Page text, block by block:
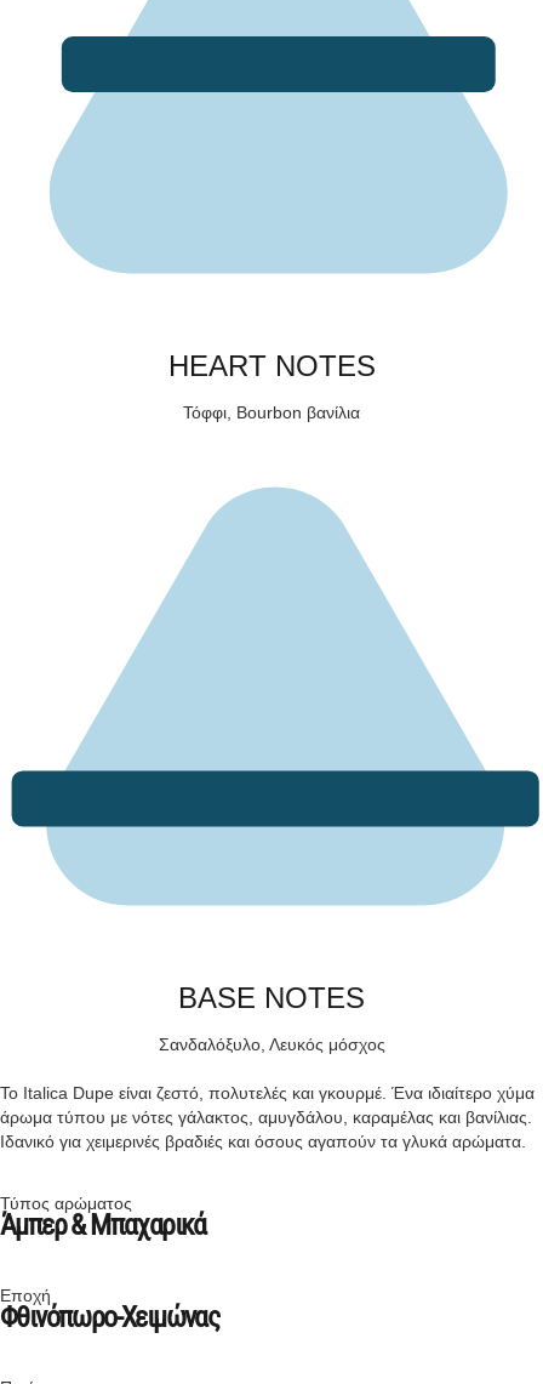
HEART NOTES
Τόφφι, Bourbon βανίλια
BASE NOTES
Σανδαλόξυλο, Λευκός μόσχος
Το Italica Dupe είναι ζεστό, πολυτελές και γκουρμέ. Ένα ιδιαίτερο χύμα
άρωμα τύπου με νότες γάλακτος, αμυγδάλου, καραμέλας και βανίλιας.
Iδανικό για χειμερινές βραδιές και όσους αγαπούν τα γλυκά αρώματα.
Τύπος αρώματος
Άμπερ & Μπαχαρικά
Εποχή
Φθινόπωρο-Χειμώνας